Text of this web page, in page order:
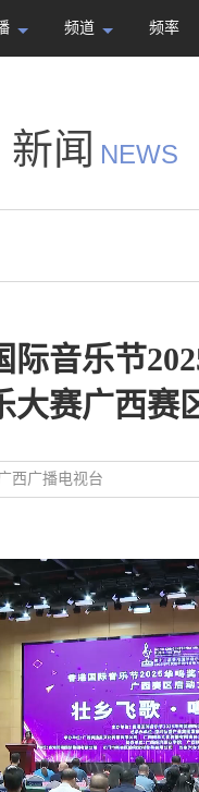
频道 频率
新闻 NEWS
际音乐节
大赛广西赛
西广播电视台